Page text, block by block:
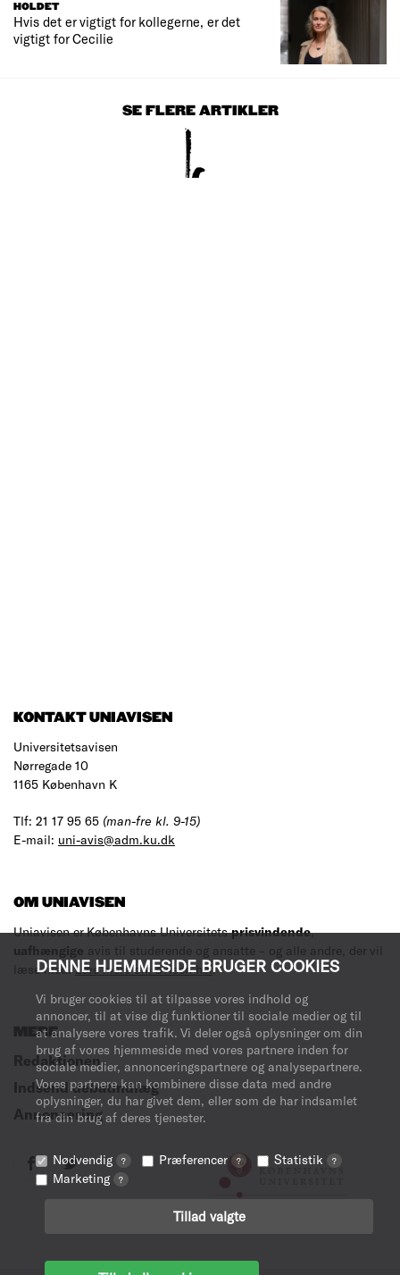
DENNE HJEMMESIDE BRUGER COOKIES
Vi bruger cookies til at tilpasse vores indhold og
annoncer, til at vise dig funktioner til sociale medier og til
at analysere vores trafik. Vi deler også oplysninger om din
brug af vores hjemmeside med vores partnere inden for
sociale medier, annonceringspartnere og analysepartnere.
Vores partnere kan kombinere disse data med andre
oplysninger, du har givet dem, eller som de har indsamlet
fra din brug af deres tjenester.
Nødvendig ? Præferencer ? Statistik ?
Marketing ?
Tillad valgte
HOLDET
Hvis det er vigtigt for kollegerne, er det
vigtigt for Cecilie
SE FLERE ARTIKLER
KONTAKT UNIAVISEN
Universitetsavisen
Nørregade 10
1165 København K
Tlf: 21 17 95 65 (man-fre kl. 9-15)
E-mail: uni-avis@adm.ku.dk
OM UNIAVISEN
Uniavisen er Københavns Universitetsprisvindende,
uafhængige avis til studerende og ansatte – og alle andre, der vil
læse med.Læs mere om avisen her.
MERE
Redaktionen
Indsend debatindlæg
Annoncering